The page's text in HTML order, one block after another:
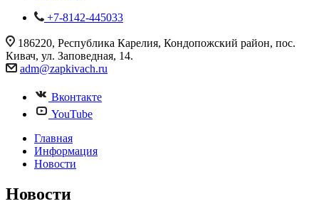
+7-8142-445033
186220, Республика Карелия, Кондопожский район, пос.
Кивач, ул. Заповедная, 14.
adm@zapkivach.ru
Вконтакте
YouTube
Главная
Информация
Новости
Новости